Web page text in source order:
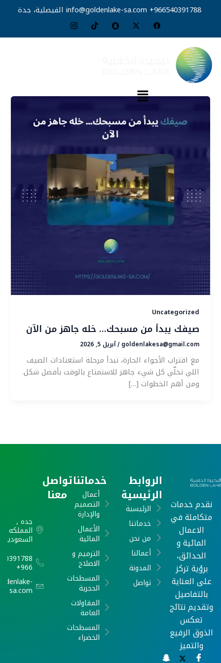
966540391788+
info@goldenlake-sa.com الفيصلية، جدة
القائمة
Uncategorized
صيفك يبدأ من مسبحك… خله جاهز من الآن
goldenlakesa@gmail.com
/أبريل 5, 2026
مع اقتراب الأجواء الحارة، تبدأ مرحلة استعتادات الصيف
اللي تخلّي كل شيء جاهز للاستمتاع بالوقت بأفضل شكل.
ومن أهم الخطوات […]
نقدم خدمات
متكاملة في
الاعمال
المائية و
الحدائق،
برؤية تركز
على العناية
بالتفاصيل
وتقديم نتائج
تعكس
الذوق الرفيع
والتميز
الروابط
الرئيسية
الرئيسية
خدماتنا
من نحن
أعمالنا
المدونة
تواصل
خدماتنا
أعمال
التصميم
والإدارة
الأعمال
المائية
الترميم و
الاصلاح
المسطحات
الحجرية
المقاولات
العامة
المسطحات
الخضراء
تواصل
معنا
جده ,
المملكه
السعودية
966+
sa.com